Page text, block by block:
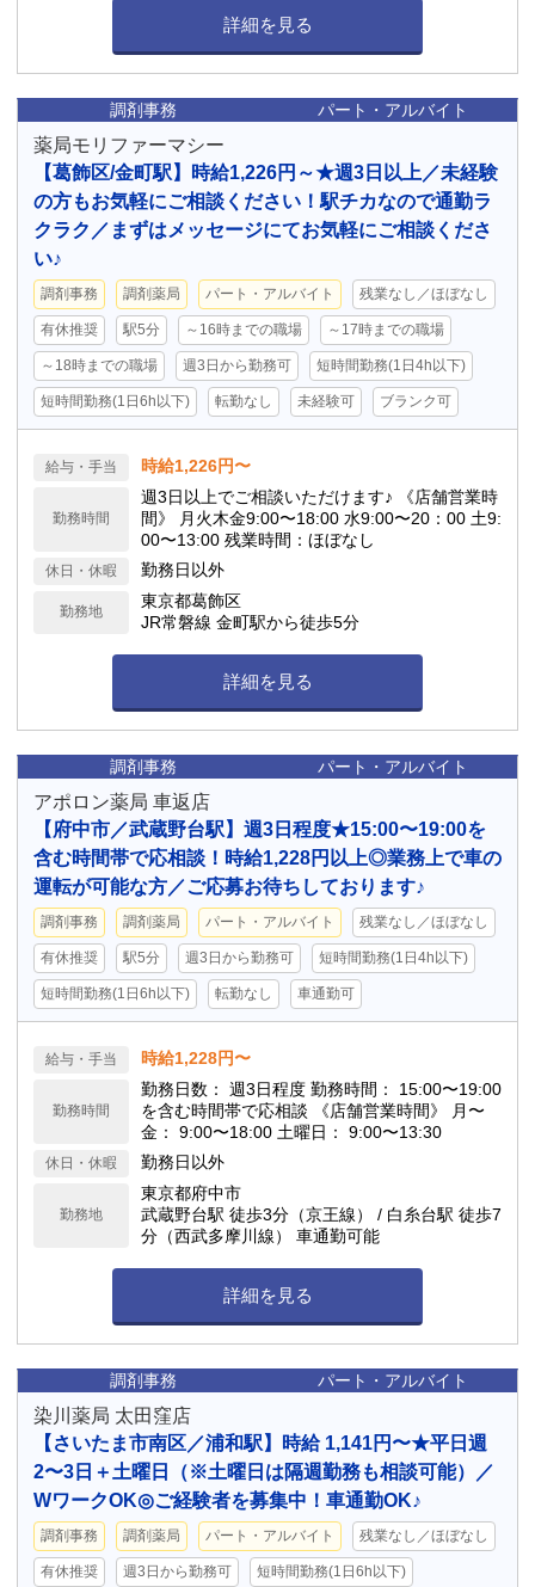
詳細を見る
調剤事務 パート・アルバイト
薬局モリファーマシー
【葛飾区/金町駅】時給1,226円～★週3日以上／未経験
の方もお気軽にご相談ください！駅チカなので通勤ラ
クラク／まずはメッセージにてお気軽にご相談くださ
い♪
調剤事務 調剤薬局 パート・アルバイト 残業なし／ほぼなし
有休推奨 駅5分 ～16時までの職場 ～17時までの職場
～18時までの職場 週3日から勤務可 短時間勤務(1日4h以下)
短時間勤務(1日6h以下) 転勤なし 未経験可 ブランク可
給与・手当 時給1,226円〜
勤務時間
週3日以上でご相談いただけます♪ 《店舗営業時
間》 月火木金9:00〜18:00 水9:00〜20：00 土9:
00〜13:00 残業時間：ほぼなし
休日・休暇 勤務日以外
勤務地
東京都葛飾区
JR常磐線 金町駅から徒歩5分
詳細を見る
調剤事務 パート・アルバイト
アポロン薬局 車返店
【府中市／武蔵野台駅】週3日程度★15:00〜19:00を
含む時間帯で応相談！時給1,228円以上◎業務上で車の
運転が可能な方／ご応募お待ちしております♪
調剤事務 調剤薬局 パート・アルバイト 残業なし／ほぼなし
有休推奨 駅5分 週3日から勤務可 短時間勤務(1日4h以下)
短時間勤務(1日6h以下) 転勤なし 車通勤可
給与・手当 時給1,228円〜
勤務時間
勤務日数： 週3日程度 勤務時間： 15:00〜19:00
を含む時間帯で応相談 《店舗営業時間》 月〜
金： 9:00〜18:00 土曜日： 9:00〜13:30
休日・休暇 勤務日以外
勤務地
東京都府中市
武蔵野台駅 徒歩3分（京王線） / 白糸台駅 徒歩7
分（西武多摩川線） 車通勤可能
詳細を見る
調剤事務 パート・アルバイト
染川薬局 太田窪店
【さいたま市南区／浦和駅】時給 1,141円〜★平日週
2〜3日＋土曜日（※土曜日は隔週勤務も相談可能）／
WワークOK◎ご経験者を募集中！車通勤OK♪
調剤事務 調剤薬局 パート・アルバイト 残業なし／ほぼなし
有休推奨 週3日から勤務可 短時間勤務(1日6h以下)